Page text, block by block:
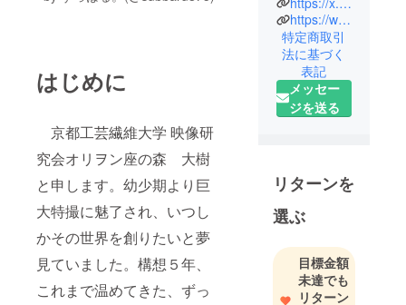
はじめに
京都工芸繊維大学 映像研
究会オリヲン座の森 大樹
と申します。幼少期より巨
大特撮に魅了され、いつし
かその世界を創りたいと夢
見ていました。構想５年、
これまで温めてきた、ずっ
映像作品の
自主制作活
動に取り組
んでいま
す。脚本か
ら小道具、
す。現在、
大型特撮企
画
『GELEL』
を制作中。
応援よろし
https://www.instagram.com/orion_kit/
特定商取引
法に基づく
表記
メッセー
ジを送る
リターンを
選ぶ
目標金額
未達でも
リターン